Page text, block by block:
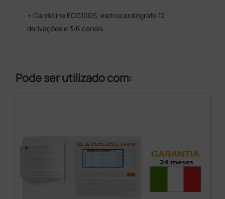
• Cardioline ECG100S, eletrocardiógrafo 12
derivações e 3/6 canais
Pode ser utilizado com: